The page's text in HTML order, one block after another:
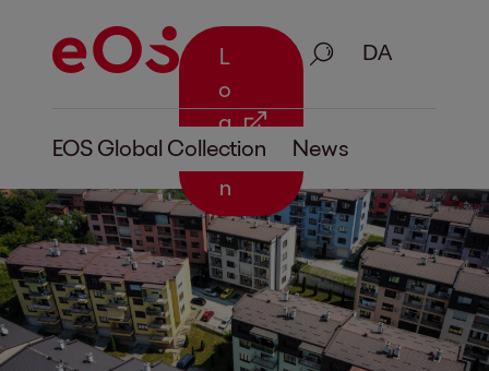
L
o
g
i
n
Søg på
EOS Global Collection News